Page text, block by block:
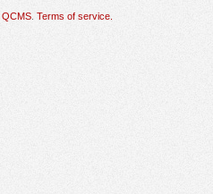
QCMS Terms of service.